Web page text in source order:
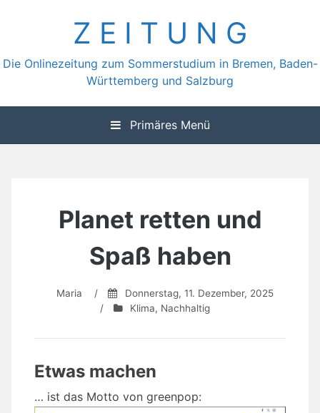
Z E I T U N G
Die Onlinezeitung zum Sommerstudium in Bremen, Baden-
Württemberg und Salzburg
Primäres Menü
Planet retten und
Spaß haben
Maria /
Donnerstag, 11. Dezember, 2025
/
Klima, Nachhaltig
Etwas machen
… ist das Motto von greenpop: